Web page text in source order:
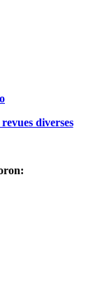
diverses